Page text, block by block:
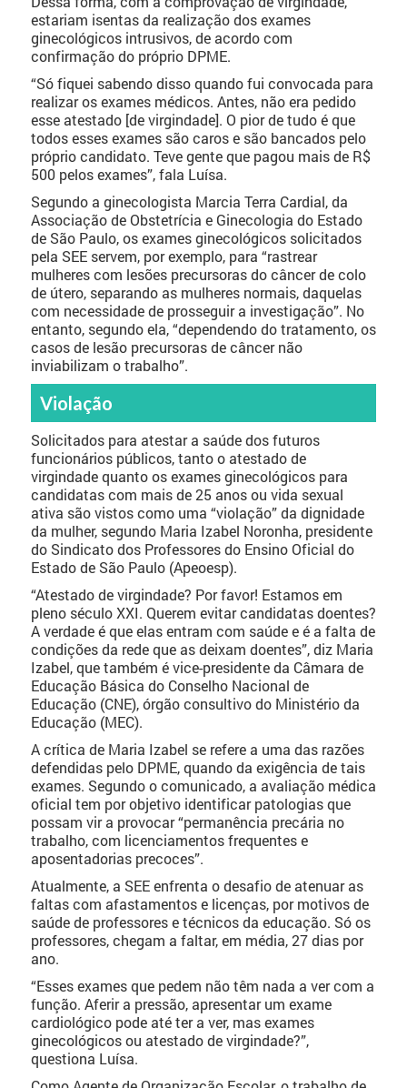
estariam isentas da realização dos exames
ginecológicos intrusivos, de acordo com
confirmação do próprio DPME.
“Só fiquei sabendo disso quando fui convocada para
realizar os exames médicos. Antes, não era pedido
esse atestado [de virgindade]. O pior de tudo é que
todos esses exames são caros e são bancados pelo
próprio candidato. Teve gente que pagou mais de R$
500 pelos exames”, fala Luísa.
Segundo a ginecologista Marcia Terra Cardial, da
Associação de Obstetrícia e Ginecologia do Estado
de São Paulo, os exames ginecológicos solicitados
pela SEE servem, por exemplo, para “rastrear
mulheres com lesões precursoras do câncer de colo
de útero, separando as mulheres normais, daquelas
com necessidade de prosseguir a investigação”. No
entanto, segundo ela, “dependendo do tratamento, os
casos de lesão precursoras de câncer não
inviabilizam o trabalho”.
Violação
Solicitados para atestar a saúde dos futuros
funcionários públicos, tanto o atestado de
virgindade quanto os exames ginecológicos para
candidatas com mais de 25 anos ou vida sexual
ativa são vistos como uma “violação” da dignidade
da mulher, segundo Maria Izabel Noronha, presidente
do Sindicato dos Professores do Ensino Oficial do
Estado de São Paulo (Apeoesp).
“Atestado de virgindade? Por favor! Estamos em
pleno século XXI. Querem evitar candidatas doentes?
A verdade é que elas entram com saúde e é a falta de
condições da rede que as deixam doentes”, diz Maria
Izabel, que também é vice-presidente da Câmara de
Educação Básica do Conselho Nacional de
Educação (CNE), órgão consultivo do Ministério da
Educação (MEC).
A crítica de Maria Izabel se refere a uma das razões
defendidas pelo DPME, quando da exigência de tais
exames. Segundo o comunicado, a avaliação médica
oficial tem por objetivo identificar patologias que
possam vir a provocar “permanência precária no
trabalho, com licenciamentos frequentes e
aposentadorias precoces”.
Atualmente, a SEE enfrenta o desafio de atenuar as
faltas com afastamentos e licenças, por motivos de
saúde de professores e técnicos da educação. Só os
professores, chegam a faltar, em média, 27 dias por
ano.
“Esses exames que pedem não têm nada a ver com a
função. Aferir a pressão, apresentar um exame
cardiológico pode até ter a ver, mas exames
ginecológicos ou atestado de virgindade?”,
questiona Luísa.